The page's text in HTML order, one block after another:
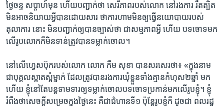
ថ្ងៃចន្ទ សប្តាហ៍​មុន ហេីយ​បញ្ជាក់ថា សេរីភាព​របស់​លោក នៅ​រង​ការ​ រឹតត្បិត
មិន​អាចនិយាយ​អ្វី​បាន​ដោយ​សារ ថា​ការ​ហាម​មិន​ឲ្យ​ធ្វេី​នយោបាយ​របស់​
តុលាការ នោះ មិន​បញ្ជាក់​ឲ្យ​បាន​ច្បាស់​ថា ជា​សម្មភាព​អ្វី​ ហើយ​ បទ​ចោទ​មក​
លើ​រូប​លោក​ក៏​មិន​ទាន់​ត្រូវ​បាន​ទម្លាក់​ចោល។
នៅ​លេី​ហ្វេសប៊ុក​របស់​លោក លោក កឹម សុខា បាន​សរសេរ​ថា៖ «ក្នុង​នាម​
ជា​បុគ្គល​ស្អាតស្អំ​ម្នាក់ ដែល​ត្រូវ​បាន​រង​ការ​ឃុំខ្លួន​ទាំង​គ្មាន​កំហុស​២​ឆ្នាំ មក​
ហើយ ខ្ញុំ​នៅ​តែ​បន្ត​ទាមទារ​ឲ្យ​ទម្លាក់​ចោល​បទ​ចោទ​ប្រកាន់​មក​លើ​រូបខ្ញុំ។ ខ្ញុំ​
រំពឹង​ថា​សេចក្តី​សម្រេច​ក្នុង​ថ្ងៃ​នេះ​ គឺ​ជា​ជំហាន​ទី១​ ប៉ុន្តែ​រូបខ្ញុំ​ក៏​ ដូច​ជា ​ពលរដ្ឋ​